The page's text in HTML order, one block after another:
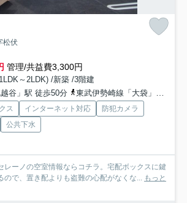
松伏
管理/共益費3,300円
～2LDK) /新築 /3階建
谷」駅 徒歩50分
東武伊勢崎線「大袋」駅 徒歩47分
ス インターネット対応
防犯カメラ
公共下水
ーノの空室情報ならコチラ。宅配ボックスに鍵
ので、置き配よりも盗難の心配がなくな... もっと